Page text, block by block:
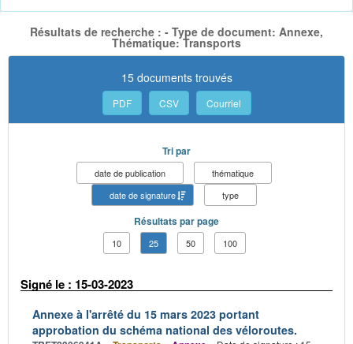
Résultats de recherche : - Type de document: Annexe,
Thématique: Transports
15 documents trouvés
PDF CSV Courriel
Tri par
date de publication
thématique
date de signature
type
Résultats par page
10 25 50 100
Signé le : 15-03-2023
Annexe à l'arrêté du 15 mars 2023 portant
approbation du schéma national des véloroutes.